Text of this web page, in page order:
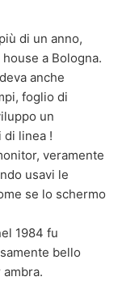
di un anno,
a Bologna.
anche
foglio di
un
di linea !
veramente
usavi le
se lo schermo
1984 fu
bello